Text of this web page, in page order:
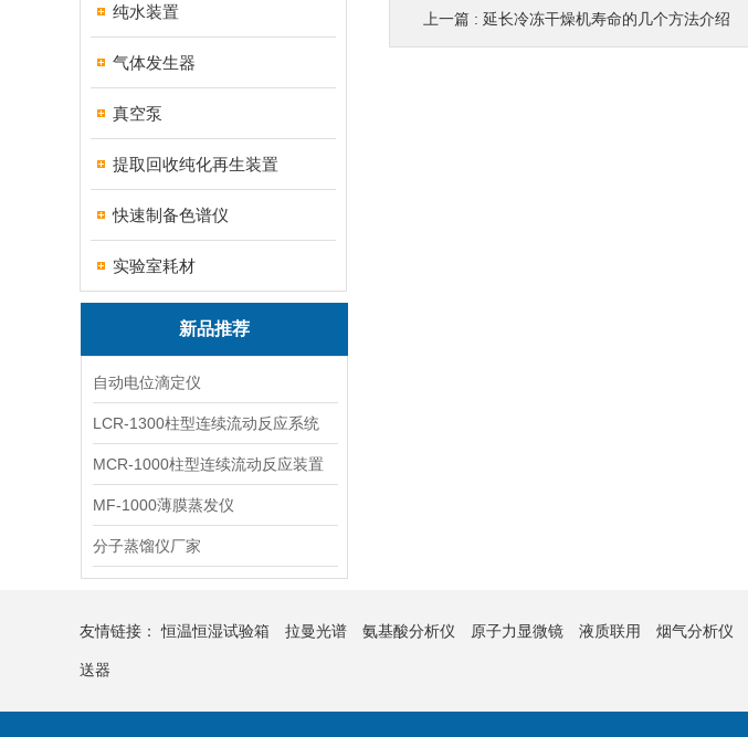
纯水装置
气体发生器
真空泵
提取回收纯化再生装置
快速制备色谱仪
实验室耗材
新品推荐
自动电位滴定仪
LCR-1300柱型连续流动反应系统
MCR-1000柱型连续流动反应装置
MF-1000薄膜蒸发仪
分子蒸馏仪厂家
上一篇 : 延长冷冻干燥机寿命的几个方法介绍
友情链接：恒温恒湿试验箱 拉曼光谱 氨基酸分析仪 原子力显微镜 液质联用 烟气分析仪
送器